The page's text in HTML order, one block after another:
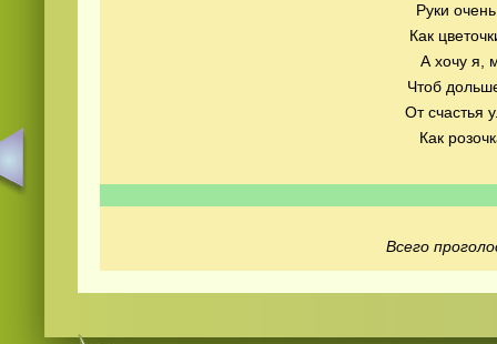
Руки
Как
А хочу я,
Чтоб
От счастья
Как
Всего